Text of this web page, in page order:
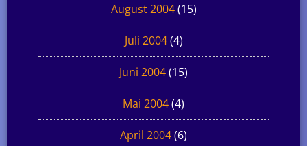
August 2004(15)
Juli 2004(4)
Juni 2004(15)
Mai 2004(4)
April 2004(6)